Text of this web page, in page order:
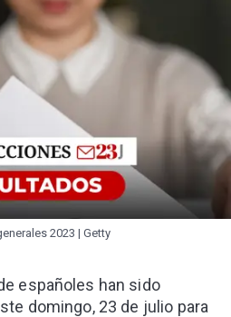
2023 | Getty
españoles han sido
domingo, 23 de julio para